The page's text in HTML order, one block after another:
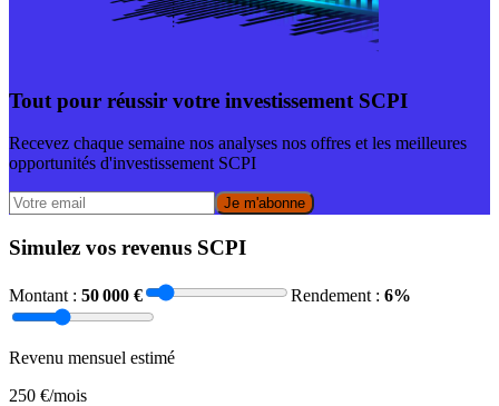
Tout pour réussir votre investissement SCPI
Recevez chaque semaine nos analyses nos offres et les meilleures
opportunités d'investissement SCPI
Je m'abonne
Simulez vos revenus SCPI
Montant : 50 000 € Rendement : 6%
Revenu mensuel estimé
250 €/mois